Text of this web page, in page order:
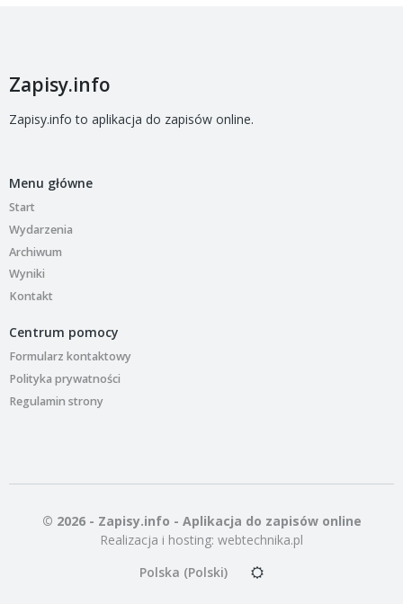
Zapisy.info
Zapisy.info to aplikacja do zapisów online.
Menu główne
Start
Wydarzenia
Archiwum
Wyniki
Kontakt
Centrum pomocy
Formularz kontaktowy
Polityka prywatności
Regulamin strony
© 2026 - Zapisy.info - Aplikacja do zapisów online
Realizacja i hosting: webtechnika.pl
Polska (Polski)